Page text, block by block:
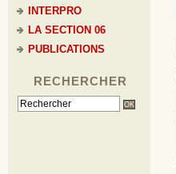
INTERPRO
LA SECTION 06
PUBLICATIONS
RECHERCHER